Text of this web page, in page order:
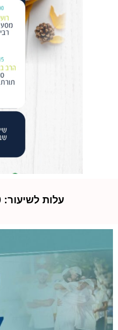
עלות לשיעור: ₪30 | עלות לערב: ₪40 | לבעלי הוראת קבע על סה"כ 180 ש"ח כניסהה חופשית לשיעורים!